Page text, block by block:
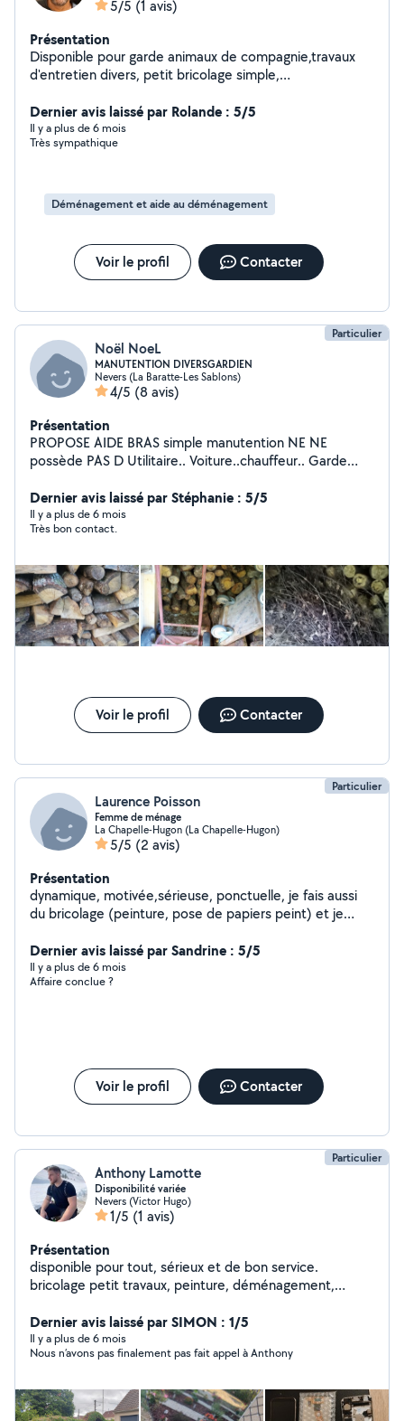
5/5 (1 avis)
Présentation
Disponible pour garde animaux de compagnie,travaux
d'entretien divers, petit bricolage simple,
Dernier avis laissé par Rolande : 5/5
Il y a plus de 6 mois
Très sympathique
Déménagement et aide au déménagement
Voir le profil Contacter
Particulier
Noël NoeL
MANUTENTION DIVERSGARDIEN
Nevers (La Baratte-Les Sablons)
4/5 (8 avis)
Présentation
PROPOSE AIDE BRAS simple manutention NE NE
possède PAS D Utilitaire.. Voiture..chauffeur.. Garde
Apprécie contact direct PAR téléphone 06 qui doit s
afficher !!!! Garde animaL À VOTRE domicile
envisageable, Assez disponible ai. Mobile en
habite à Nevers nevers
Dernier avis laissé par Stéphanie : 5/5
Il y a plus de 6 mois
Très bon contact.
Voir le profil Contacter
Particulier
Laurence Poisson
Femme de ménage
La Chapelle-Hugon (La Chapelle-Hugon)
5/5 (2 avis)
Présentation
dynamique, motivée,sérieuse, ponctuelle, je fais aussi
du bricolage (peinture, pose de papiers peint) et je
Dernier avis laissé par Sandrine : 5/5
Il y a plus de 6 mois
Affaire conclue ?
Voir le profil Contacter
Particulier
Anthony Lamotte
Disponibilité variée
Nevers (Victor Hugo)
1/5 (1 avis)
Présentation
disponible pour tout, sérieux et de bon service.
bricolage petit travaux, peinture, déménagement,
réparateur de smartphones, tablette, console, tv
Réponse rapide. Mon sport c'est ces petites missions
de tout les jours :) Au plaisir
Dernier avis laissé par SIMON : 1/5
Il y a plus de 6 mois
Nous n’avons pas finalement pas fait appel à Anthony